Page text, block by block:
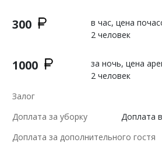
300
в час, цена
2 человек
1000
за ночь, цена
2 человек
Залог
Доплата за уборку
Доплата
Доплата за дополнительного гостя